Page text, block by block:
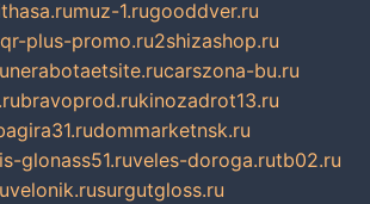
muz-1.rugooddver.ru
qr-plus-promo.ru2shizashop.ru
nerabotaetsite.rucarszona-bu.ru
bravoprod.rukinozadrot13.ru
dommarketnsk.ru
glonass51.ruveles-doroga.rutb02.ru
velonik.rusurgutgloss.ru